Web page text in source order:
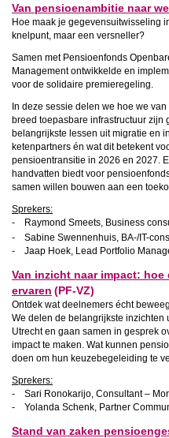
Van pensioenambitie naar
Hoe maak je gegevensuitwisseling
knelpunt, maar een versneller?
Samen met Pensioenfonds
Management ontwikkelde en
voor de solidaire premieregeling.
In deze sessie delen we hoe we
breed toepasbare infrastructuur zijn
belangrijkste lessen uit migratie en
ketenpartners én wat dit betekent
pensioentransitie in 2026 en 2027.
handvatten biedt voor
samen willen bouwen aan een
Sprekers:
- Raymond Smeets, Business
- Sabine Swennenhuis, BA-/IT-
- Jaap Hoek, Lead Portfolio
Van inzicht naar impact:
ervaren (PF-VZ)
Ontdek wat deelnemers écht
We delen de belangrijkste inzichten
Utrecht en gaan samen in gesprek
impact te maken. Wat kunnen
doen om hun keuzebegeleiding te
Sprekers:
- Sari Ronokarijo, Consultant –
- Yolanda Schenk, Partner
Stand van zaken